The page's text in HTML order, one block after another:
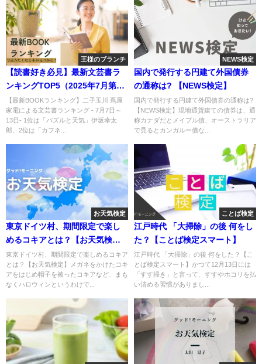
王様のブランチ
【読書好き必見】最新文芸書ラ
ンキングTOP5（2025年7月第2
週）
【最新BOOKランキング】二子玉川 蔦屋
家電による文芸書ランキング - 7月7日～
13日- 1位は「パズルと天気」伊坂幸太
郎、2位は「カフネ...
NEWS検定
国内で発行する円建て外国債券
の通称は? 【NEWS検定】
国内で発行する円建て外国債券の通称は?
【NEWS検定】現地通貨建ての債券は、通
称カナダだとメイプル債、オーストラリア
で見るとカンガルー債な...
お天気検定
東京ドイツ村、期間限定で楽し
めるコキアとは？【お天気検
定】
東京ドイツ村、期間限定で楽しめるコキア
とは？【お天気検定】メガネをかけたコキ
アをはじめ帽子を被ったコキアなど、まも
なくハロウィンというわけで...
ことば検定
江戸時代 「大掃除」の後 何をし
た？【ことば検定スマート】
江戸時代 「大掃除」の後 何をした？【こ
とば検定スマート】かつて12月13日には
「すす掃き」と言って、すすやホコリを払
い清める習慣がありまし...